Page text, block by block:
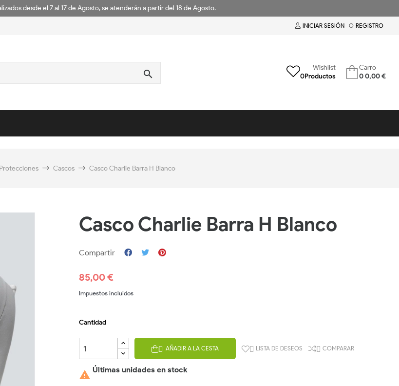
desde el 7 al 17 de Agosto, se atenderán a partir del 18 de Agosto.
INICIAR SESIÓN O REGISTRO
search
Wishlist
0Productos
Carro
00,00 €
Protecciones Cascos Casco Charlie Barra H Blanco
Casco Charlie Barra H Blanco
Compartir
85,00 €
Impuestos incluidos
Cantidad
 AÑADIR A LA CESTA  LISTA DE DESEOS  COMPARAR
 Últimas unidades en stock